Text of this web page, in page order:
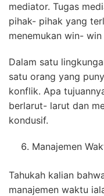
mediator. Tugas
pihak- pihak yang
menemukan win-
Dalam satu
satu orang yang
konflik. Apa
berlarut- larut dan
kondusif.
Manajemen
Tahukah kalian
manajemen waktu